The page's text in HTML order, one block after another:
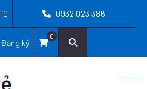
0932 023 386
ký
0